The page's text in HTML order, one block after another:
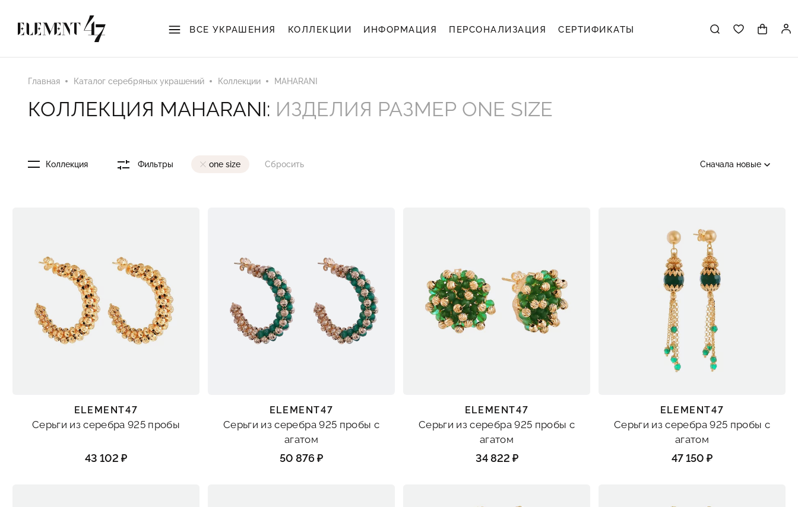
ВСЕ УКРАШЕНИЯ КОЛЛЕКЦИИ ИНФОРМАЦИЯ ПЕРСОНАЛИЗАЦИЯ СЕРТИФИКАТЫ
Главная Каталог серебряных украшений Коллекции MAHARANI
КОЛЛЕКЦИЯ MAHARANI: ИЗДЕЛИЯ РАЗМЕР ONE SIZE
Коллекция Фильтры one size Сбросить Сначала новые
ELEMENT47
Серьги из серебра 925 пробы
43 102 ₽
ELEMENT47
Серьги из серебра 925 пробы с
агатом
50 876 ₽
ELEMENT47
Серьги из серебра 925 пробы с
агатом
34 822 ₽
ELEMENT47
Серьги из серебра 925 пробы с
агатом
47 150 ₽